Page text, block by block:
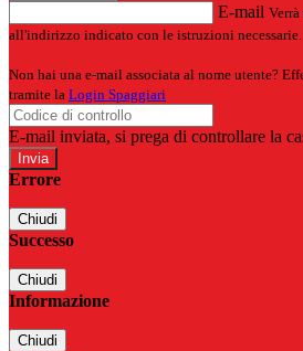
E-mail
all'indirizzo indicato con le istruzioni necessarie.
Non hai una e-mail associata al nome utente?
tramite la Login Spaggiari
E-mail inviata, si prega di controllare la
Errore
Chiudi
Successo
Chiudi
Informazione
Chiudi